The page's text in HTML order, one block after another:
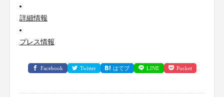
詳細情報
プレス情報
Facebook Twitter はてブ LINE Pocket